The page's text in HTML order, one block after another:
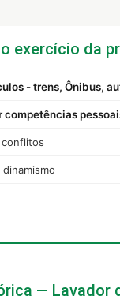
exercício da
- trens, Ônibus,
competências
— Lavador